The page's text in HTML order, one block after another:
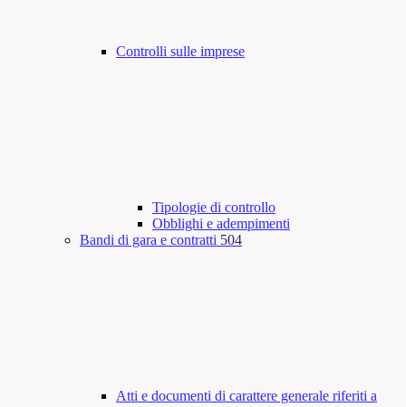
Controlli sulle imprese
Tipologie di controllo
Obblighi e adempimenti
Bandi di gara e contratti 504
Atti e documenti di carattere generale riferiti a